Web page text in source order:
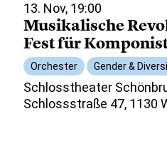
13. Nov, 19:00
Musikalische
Fest für
Orchester Gender &
Schlosstheater
Schlossstraße 47, 1130